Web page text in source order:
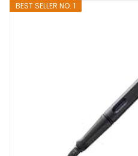
BEST SELLER NO. 1